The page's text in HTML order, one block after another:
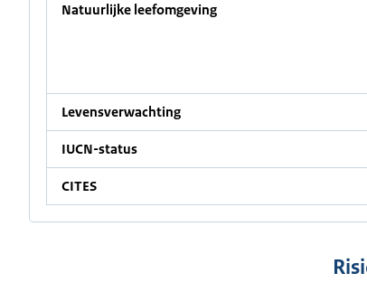
Natuurlijke leefomgeving
Levensverwachting
IUCN-status
CITES